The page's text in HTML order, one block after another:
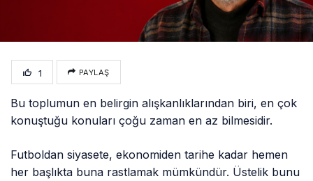
1 PAYLAŞ
Bu toplumun en belirgin alışkanlıklarından biri, en çok
konuştuğu konuları çoğu zaman en az bilmesidir.
Futboldan siyasete, ekonomiden tarihe kadar hemen
her başlıkta buna rastlamak mümkündür. Üstelik bunu